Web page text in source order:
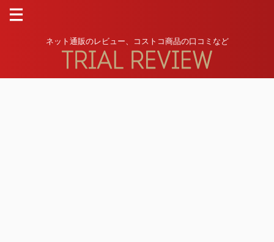
ネット通販のレビュー、コストコ商品の口コミなど